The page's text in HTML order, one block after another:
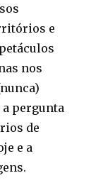
e
nos
pergunta
de
e a